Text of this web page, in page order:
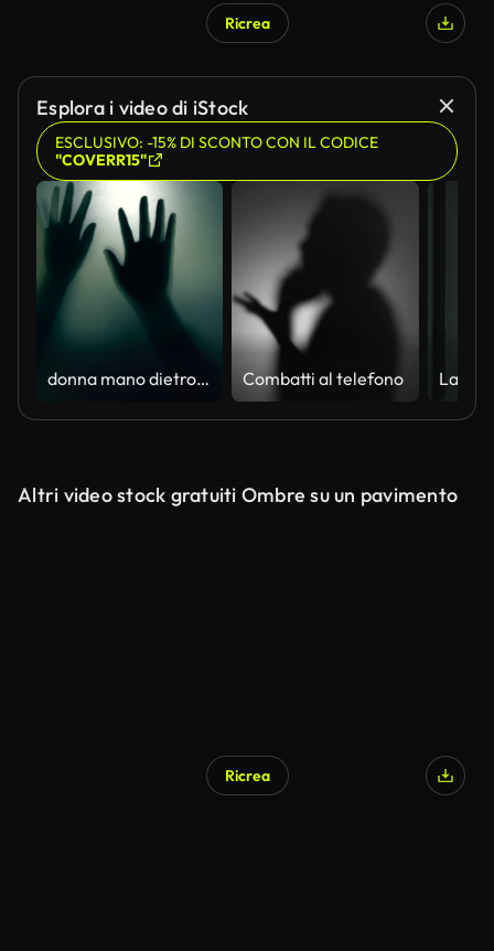
Ricrea
Esplora i video di iStock
ESCLUSIVO: -15% DI SCONTO CON IL CODICE
"COVERR15"
donna mano dietro il vetro opaco Combatti al telefono
Altri video stock gratuiti Ombre su un pavimento
Ricrea